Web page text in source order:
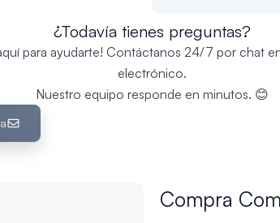
¿Todavía tienes preguntas?
para ayudarte! Contáctanos 24/7 por chat
electrónico.
Nuestro equipo responde en minutos. 😊
Compra